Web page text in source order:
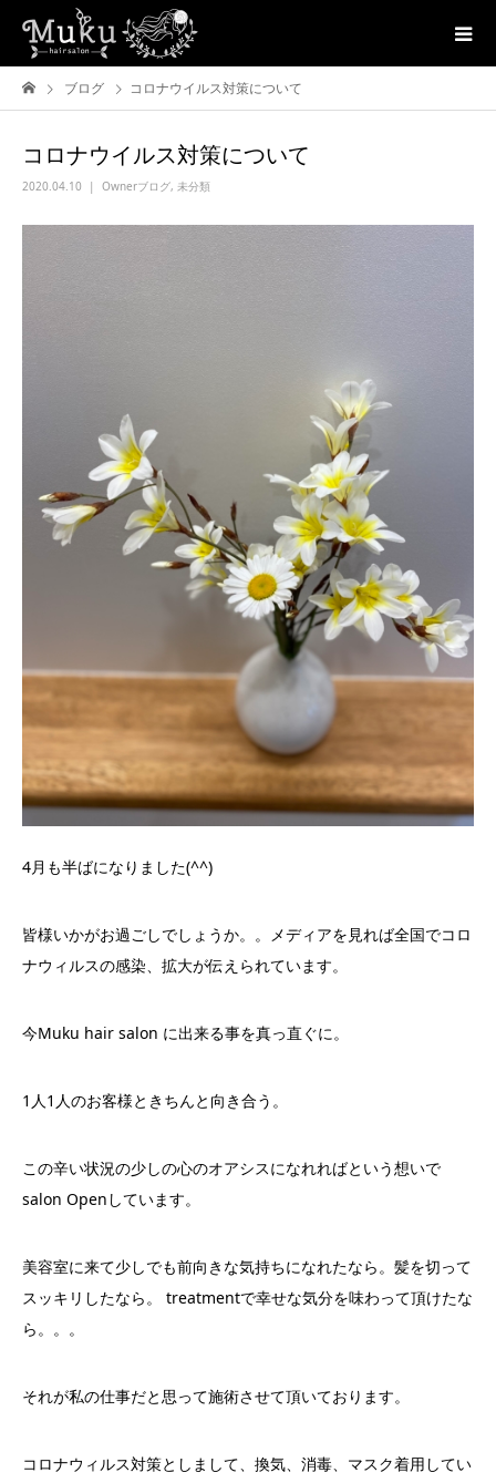
ブログ コロナウイルス対策について
コロナウイルス対策について
2020.04.10 Ownerブログ, 未分類
4月も半ばになりました(^^)
皆様いかがお過ごしでしょうか。。メディアを見れば全国でコロ
ナウィルスの感染、拡大が伝えられています。
今Muku hair salon に出来る事を真っ直ぐに。
1人1人のお客様ときちんと向き合う。
この辛い状況の少しの心のオアシスになれればという想いで
salon Openしています。
美容室に来て少しでも前向きな気持ちになれたなら。髪を切って
スッキリしたなら。 treatmentで幸せな気分を味わって頂けたな
ら。。。
それが私の仕事だと思って施術させて頂いております。
コロナウィルス対策としまして、換気、消毒、マスク着用してい